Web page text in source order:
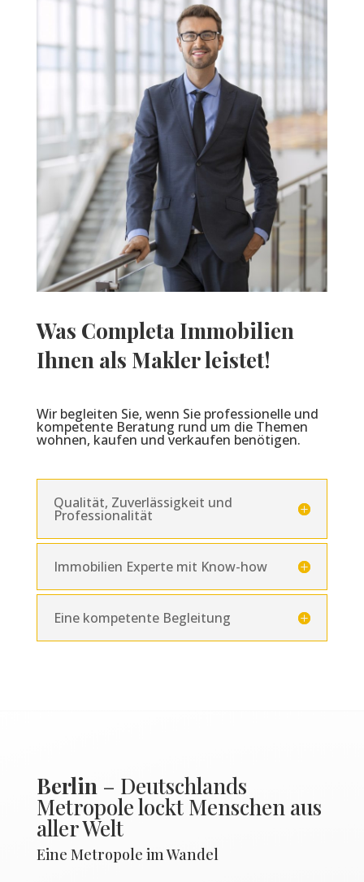
Was Completa Immobilien
Ihnen als Makler leistet!
Wir begleiten Sie, wenn Sie professionelle und
kompetente Beratung rund um die Themen
wohnen, kaufen und verkaufen benötigen.
Qualität, Zuverlässigkeit und
Professionalität
Immobilien Experte mit Know-how
Eine kompetente Begleitung
Berlin – Deutschlands
Metropole lockt Menschen aus
aller Welt
Eine Metropole im Wandel